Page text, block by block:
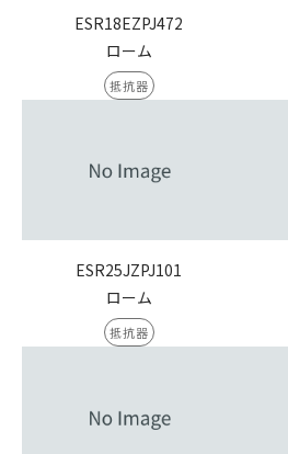
ESR18EZPJ472
ローム
抵抗器
ESR25JZPJ101
ローム
抵抗器